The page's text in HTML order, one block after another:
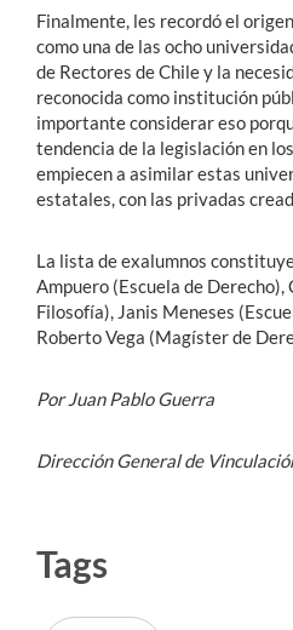
Finalmente, les recordó el
como una de las ocho
de Rectores de Chile y la
reconocida como institución
importante considerar eso
tendencia de la legislación en
empiecen a asimilar estas
estatales, con las privadas
La lista de exalumnos
Ampuero (Escuela de
Filosofía), Janis Meneses
Roberto Vega (Magíster de
Por Juan Pablo Guerra
Dirección General de
Tags